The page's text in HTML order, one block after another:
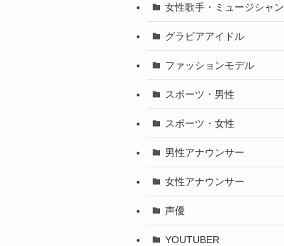
女性歌手・ミュージシャン
グラビアアイドル
ファッションモデル
スポーツ・男性
スポーツ・女性
男性アナウンサー
女性アナウンサー
声優
YOUTUBER